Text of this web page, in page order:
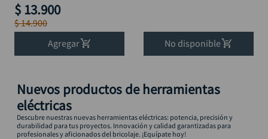
$ 13.900
$14.900
Agregar
No disponible
Nuevos productos de herramientas
eléctricas
Descubre nuestras nuevas herramientas eléctricas: potencia, precisión y
durabilidad para tus proyectos. Innovación y calidad garantizadas para
profesionales y aficionados del bricolaje. ¡Equípate hoy!